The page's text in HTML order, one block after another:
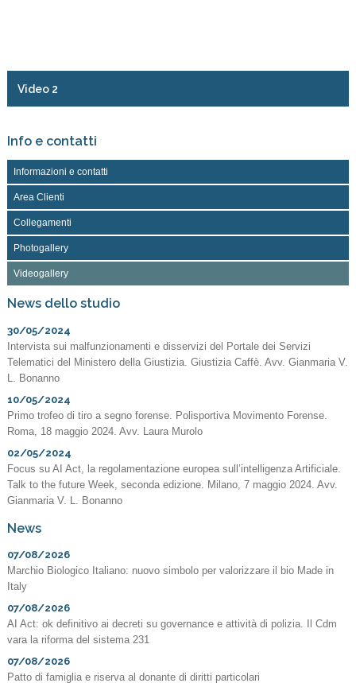
Video 2
Info e contatti
Informazioni e contatti
Area Clienti
Collegamenti
Photogallery
Videogallery
News dello studio
30/05/2024
Intervista sui malfunzionamenti e disservizi del Portale dei Servizi
Telematici del Ministero della Giustizia. Giustizia Caffè. Avv. Gianmaria V.
L. Bonanno
10/05/2024
Primo trofeo di tiro a segno forense. Polisportiva Movimento Forense.
Roma, 18 maggio 2024. Avv. Laura Murolo
02/05/2024
Focus su AI Act, la regolamentazione europea sull’intelligenza Artificiale.
Talk to the future Week, seconda edizione. Milano, 7 maggio 2024. Avv.
Gianmaria V. L. Bonanno
News
07/08/2026
Marchio Biologico Italiano: nuovo simbolo per valorizzare il bio Made in
Italy
07/08/2026
AI Act: ok definitivo ai decreti su governance e attività di polizia. Il Cdm
vara la riforma del sistema 231
07/08/2026
Patto di famiglia e riserva al donante di diritti particolari